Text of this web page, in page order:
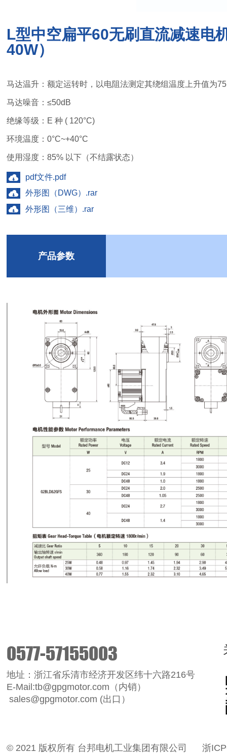
L型中空扁平60无刷直流减速电
40W）
马达温升：额定运转时，以电阻法测定其绕组温度上升值为
马达噪音：≤50dB
绝缘等级：E 种 ( 120°C)
环境温度：0°C~+40°C
使用湿度：85% 以下（不结露状态）
pdf文件.pdf
外形图（DWG）.rar
外形图（三维）.rar
产品参数
0577-57155003
地址：浙江省乐清市经济开发区纬十六路216号
E-Mail:tb@gpgmotor.com（内销）
sales@gpgmotor.com (出口）
© 2021 版权所有 台邦电机工业集团有限公司 浙